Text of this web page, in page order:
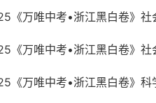
《万唯中考•浙江黑白卷》
《万唯中考•浙江黑白卷》
《万唯中考•浙江黑白卷》